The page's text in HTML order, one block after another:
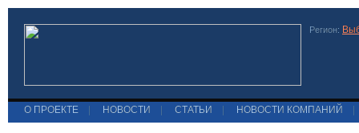
Регион:
О ПРОЕКТЕ НОВОСТИ СТАТЬИ НОВОСТИ КОМПАНИЙ